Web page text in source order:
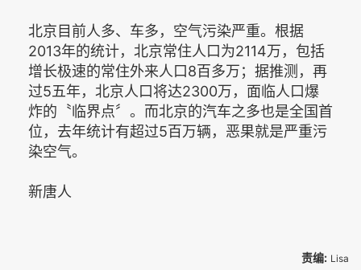
北京目前人多、车多，空气污染严重。根据
2013年的统计，北京常住人口为2114万，包括
增长极速的常住外来人口8百多万；据推测，再
过5五年，北京人口将达2300万，面临人口爆
炸的〝临界点〞。而北京的汽车之多也是全国首
位，去年统计有超过5百万辆，恶果就是严重污
染空气。
新唐人
责编: Lisa